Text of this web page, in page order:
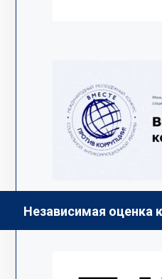
Независимая оценка